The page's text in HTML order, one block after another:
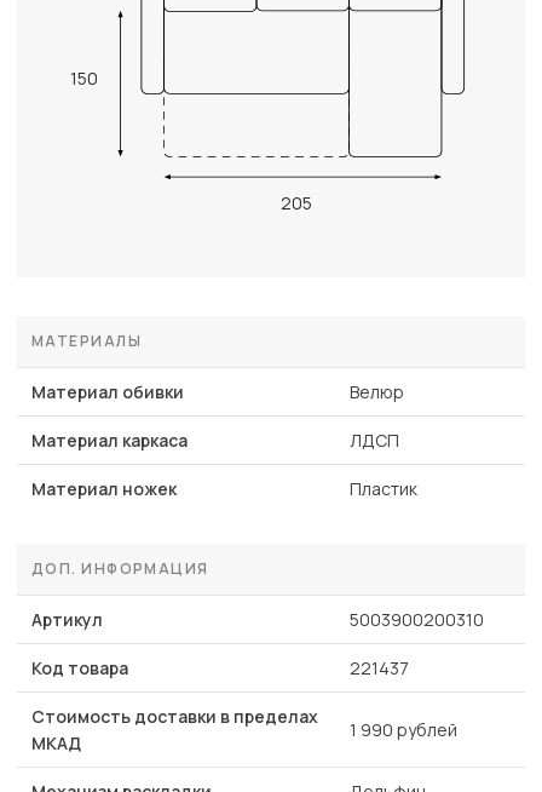
150
205
МАТЕРИАЛЫ
Материал обивки Велюр
Материал каркаса ЛДСП
Материал ножек Пластик
ДОП. ИНФОРМАЦИЯ
Артикул 5003900200310
Код товара 221437
Стоимость доставки в пределах
МКАД
1 990 рублей